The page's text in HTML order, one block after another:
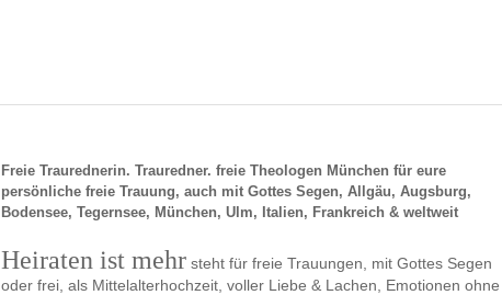
Freie Traurednerin. Trauredner. freie Theologen München für eure
persönliche freie Trauung, auch mit Gottes Segen, Allgäu, Augsburg,
Bodensee, Tegernsee, München, Ulm, Italien, Frankreich & weltweit
Heiraten ist mehr steht für freie Trauungen, mit Gottes Segen
oder frei, als Mittelalterhochzeit, voller Liebe & Lachen, Emotionen ohne